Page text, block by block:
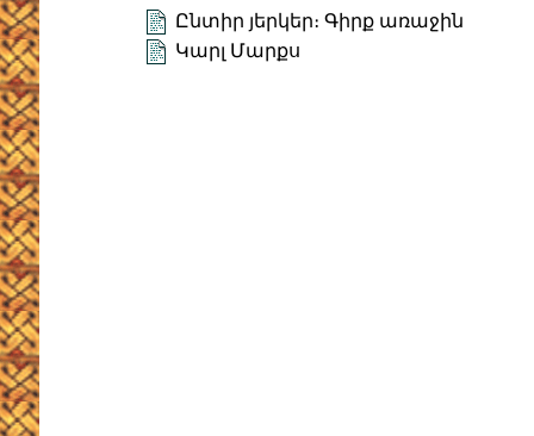
Ընտիր յերկեր։ Գիրք առաջին
Կարլ Մարքս